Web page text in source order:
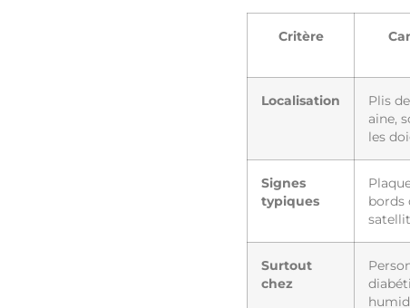
Critère
Localisation
Plis
aine,
les
Signes
typiques
bords
Surtout
chez